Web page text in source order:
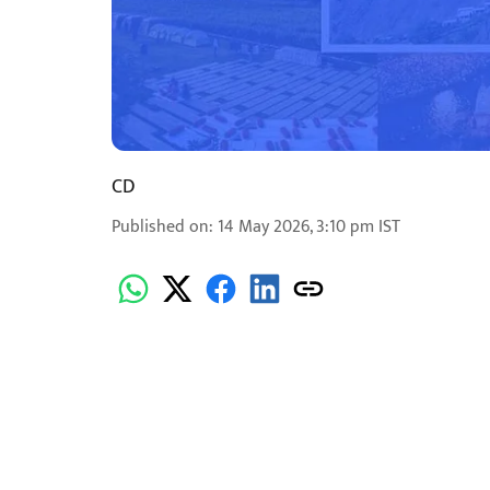
CD
Published on: 14 May 2026, 3:10 pm IST